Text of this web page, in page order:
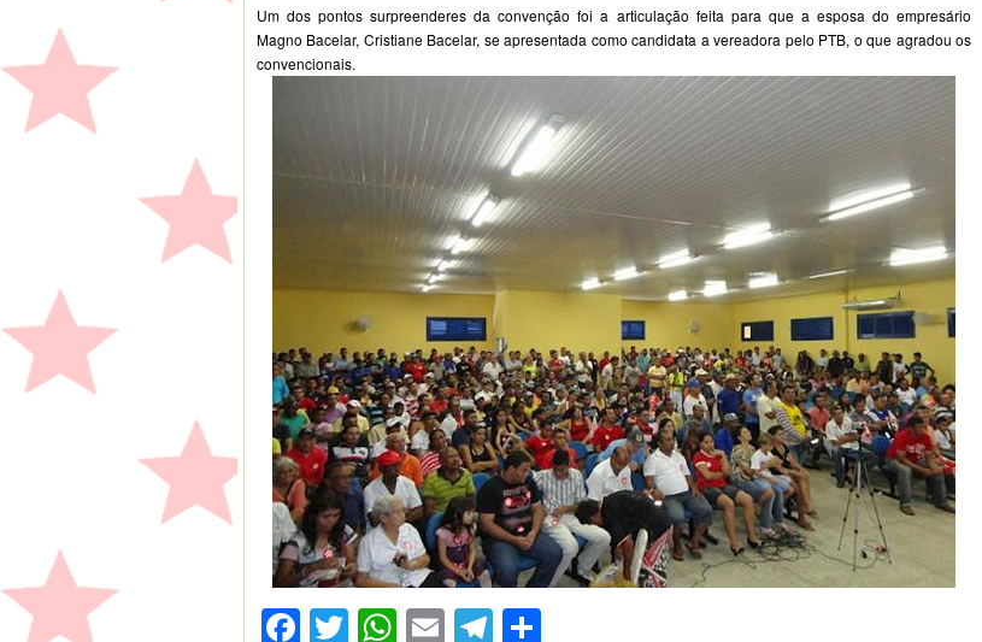
Um dos pontos surpreenderes da convenção foi a articulação feita para que a esposa do empresário
Magno Bacelar, Cristiane Bacelar, se apresentada como candidata a vereadora pelo PTB, o que agradou os
convencionais.
Facebook
Twitter
WhatsApp
EmailTelegram